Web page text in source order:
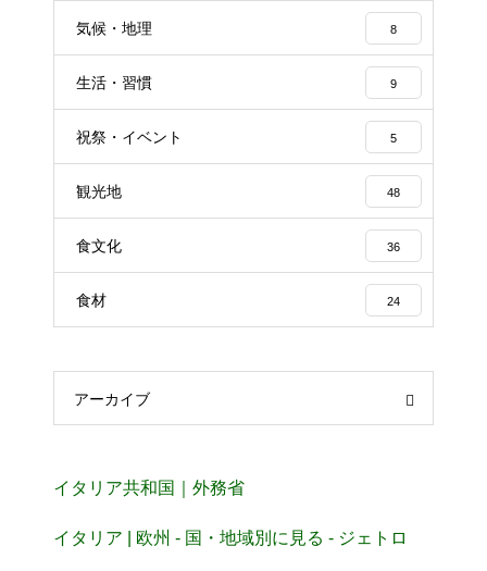
気候・地理 8
生活・習慣 9
祝祭・イベント 5
観光地 48
食文化 36
食材 24
アーカイブ
イタリア共和国｜外務省
イタリア | 欧州 - 国・地域別に見る - ジェトロ